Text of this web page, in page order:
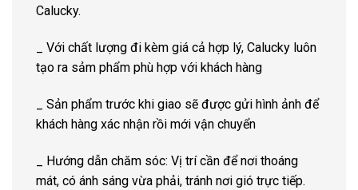
Calucky.
_ Với chất lượng đi kèm giá cả hợp lý, Calucky luôn
tạo ra sảm phẩm phù hợp với khách hàng
_ Sản phẩm trước khi giao sẽ được gửi hình ảnh để
khách hàng xác nhận rồi mới vận chuyển
_ Hướng dẫn chăm sóc: Vị trí cần để nơi thoáng
mát, có ánh sáng vừa phải, tránh nơi gió trực tiếp.